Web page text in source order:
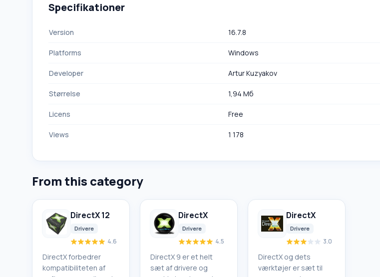
Specifikationer
Version 16.7.8
Platforms Windows
Developer Artur Kuzyakov
Størrelse 1,94 Мб
Licens Free
Views 1 178
From this category
DirectX 12
Drivere
4.6
DirectX forbedrer
kompatibiliteten af
DirectX
Drivere
4.5
DirectX 9 er et helt
sæt af drivere og
DirectX
Drivere
3.0
DirectX og dets
værktøjer er sæt til